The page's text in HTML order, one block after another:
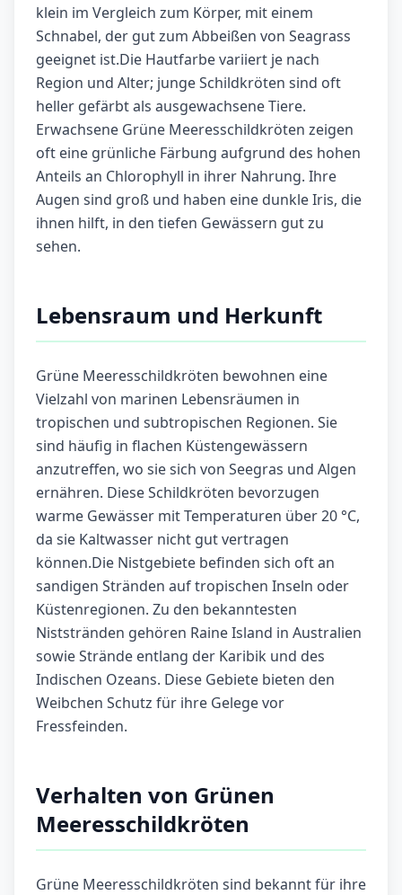
klein im Vergleich zum Körper, mit einem
Schnabel, der gut zum Abbeißen von Seagrass
geeignet ist.Die Hautfarbe variiert je nach
Region und Alter; junge Schildkröten sind oft
heller gefärbt als ausgewachsene Tiere.
Erwachsene Grüne Meeresschildkröten zeigen
oft eine grünliche Färbung aufgrund des hohen
Anteils an Chlorophyll in ihrer Nahrung. Ihre
Augen sind groß und haben eine dunkle Iris, die
ihnen hilft, in den tiefen Gewässern gut zu
sehen.
Lebensraum und Herkunft
Grüne Meeresschildkröten bewohnen eine
Vielzahl von marinen Lebensräumen in
tropischen und subtropischen Regionen. Sie
sind häufig in flachen Küstengewässern
anzutreffen, wo sie sich von Seegras und Algen
ernähren. Diese Schildkröten bevorzugen
warme Gewässer mit Temperaturen über 20 °C,
da sie Kaltwasser nicht gut vertragen
können.Die Nistgebiete befinden sich oft an
sandigen Stränden auf tropischen Inseln oder
Küstenregionen. Zu den bekanntesten
Niststränden gehören Raine Island in Australien
sowie Strände entlang der Karibik und des
Indischen Ozeans. Diese Gebiete bieten den
Weibchen Schutz für ihre Gelege vor
Fressfeinden.
Verhalten von Grünen
Meeresschildkröten
Grüne Meeresschildkröten sind bekannt für ihre